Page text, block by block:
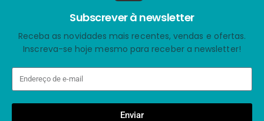
Subscrever à newsletter
Receba as novidades mais recentes, vendas e ofertas.
Inscreva-se hoje mesmo para receber a newsletter!
Enviar